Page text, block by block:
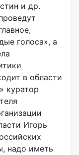
и др.
голоса», а
в области
куратор
Игорь
надо иметь